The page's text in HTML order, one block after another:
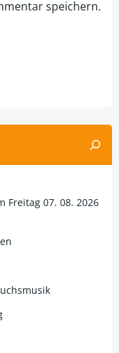
speichern.
07. 08. 2026